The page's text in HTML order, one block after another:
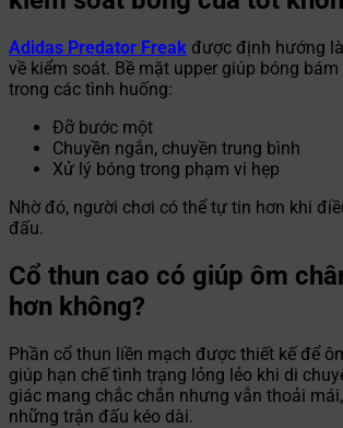
Adidas Predator Freak được định hướng
về kiểm soát. Bề mặt upper giúp bóng
trong các tình huống:
Đỡ bước một
Chuyền ngắn, chuyền trung bình
Xử lý bóng trong phạm vi hẹp
Nhờ đó, người chơi có thể tự tin hơn khi
đấu.
Cổ thun cao có giúp ôm
hơn không?
Phần cổ thun liền mạch được thiết kế để
giúp hạn chế tình trạng lỏng lẻo khi di
giác mang chắc chắn nhưng vẫn thoải
những trận đấu kéo dài.